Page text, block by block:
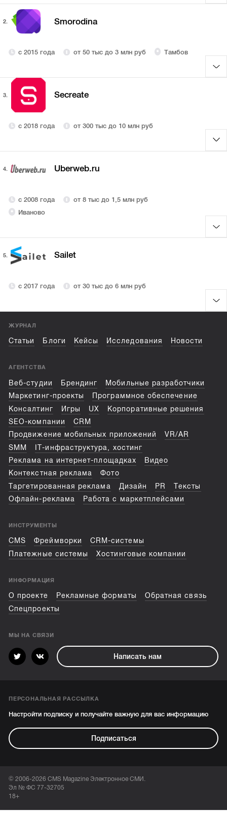
2. Smorodina
с 2015 года от 50 тыс до 3 млн руб Тамбов
3. Secreate
с 2018 года от 300 тыс до 10 млн руб
4. Uberweb.ru
с 2008 года
от 8 тыс до 1,5 млн руб
Иваново
5. Sailet
с 2017 года от 30 тыс до 6 млн руб
ЖУРНАЛ
Статьи Блоги Кейсы Исследования Новости
АГЕНТСТВА
Веб-студии Брендинг
Мобильные разработчики
Маркетинг-проекты
Программное обеспечение
Консалтинг
Игры UX
Корпоративные решения
SEO-компании
CRM
Продвижение мобильных приложений
VR/AR
SMM
IT-инфраструктура, хостинг
Реклама на интернет-площадках
Видео
Контекстная реклама
Фото
Таргетированная реклама
Дизайн PR
Тексты
Офлайн-реклама
Работа с маркетплейсами
ИНСТРУМЕНТЫ
CMS Фреймворки
CRM-системы
Платежные системы
Хостинговые компании
ИНФОРМАЦИЯ
О проекте Рекламные форматы
Обратная связь
Спецпроекты
МЫ НА СВЯЗИ
Написать нам
ПЕРСОНАЛЬНАЯ РАССЫЛКА
Настройти подписку и получайте важную для вас информацию
Подписаться
© 2006-2026 CMS Magazine Электронное СМИ.
Эл № ФС 77-32705
18+